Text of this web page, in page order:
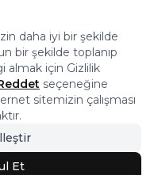
Kopyalanamaz.
kayıtlıdır.
daha iyi bir şekilde
bir şekilde toplanıp
almak için Gizlilik
seçeneğine
sitemizin çalışması
Et